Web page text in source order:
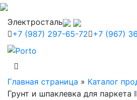
Электросталь
+7 (987) 297-65-72 +7 (967)
Главная страница » Каталог
Грунт и шпаклевка для паркета